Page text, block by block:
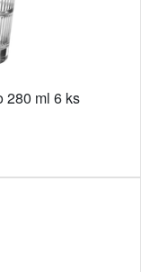
280 ml 6 ks